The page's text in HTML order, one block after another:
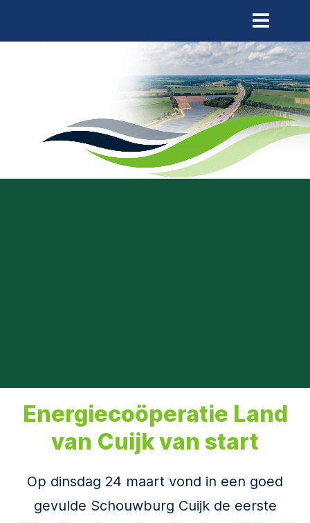
Energiecoöperatie Land
van Cuijk van start
Op dinsdag 24 maart vond in een goed
gevulde Schouwburg Cuijk de eerste